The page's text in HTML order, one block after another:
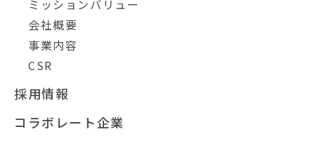
ミッションバリュー
会社概要
事業内容
CSR
採用情報
コラボレート企業